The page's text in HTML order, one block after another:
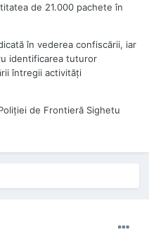
de 21.000 pachete în
în vederea confiscării, iar
identificarea tuturor
întregii activităţi
de Frontieră Sighetu